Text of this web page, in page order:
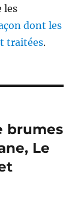
les
dont les
traitées.
brumes
Le